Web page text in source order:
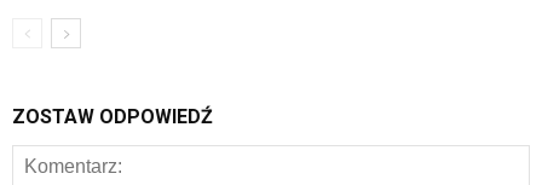
ZOSTAW ODPOWIEDŹ